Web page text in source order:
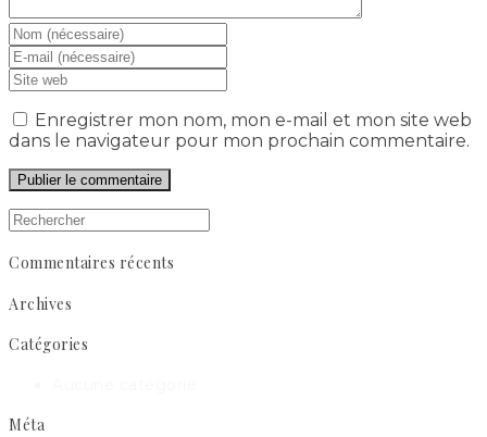
Enregistrer mon nom, mon e-mail et mon site web
dans le navigateur pour mon prochain commentaire.
Commentaires récents
Archives
Catégories
Méta